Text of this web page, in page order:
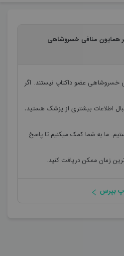
همایون منافی خسروشاهی
خسروشاهی عضو داکتاپ نیستند. اگر
اطلاعات بیشتری از پزشک هستید،
ما به شما کمک میکنیم تا پاسخ
زمان ممکن دریافت کنید.
بپرس